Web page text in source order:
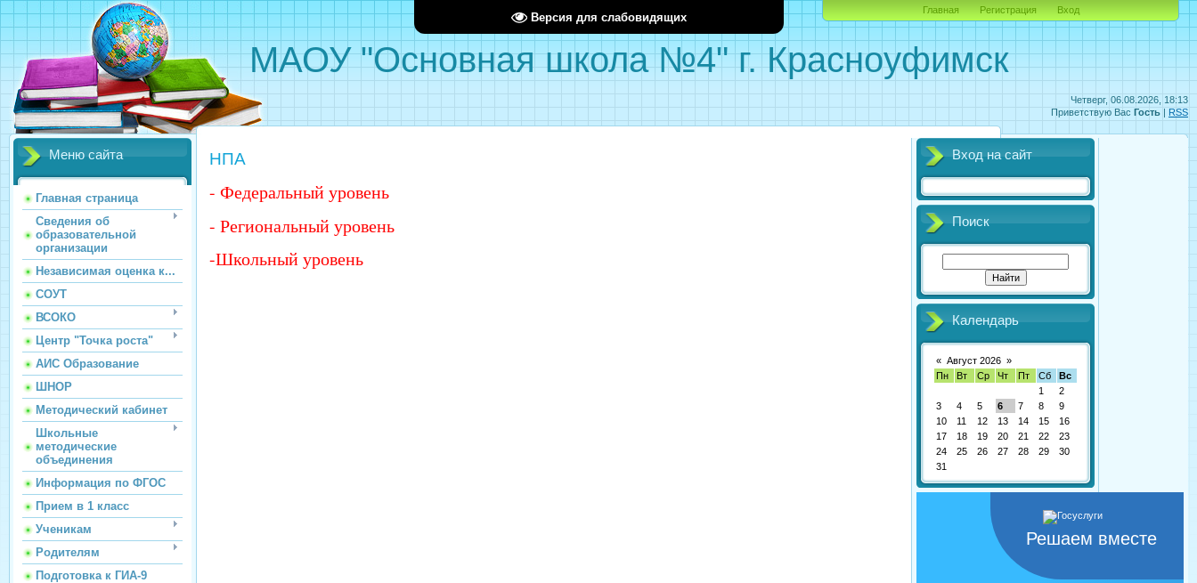
Версия для слабовидящих
Четверг, 06.08.2026, 18:13
Приветствую Вас Гость | RSS
МАОУ "Основная школа №4" г. Красноуфимск
Главная Регистрация Вход
Меню сайта
Главная страница
Сведения об
образовательной
организации
Независимая оценка к...
СОУТ
ВСОКО
Центр "Точка роста"
АИС Образование
ШНОР
Методический кабинет
Школьные
методические
объединения
Информация по ФГОС
Прием в 1 класс
Ученикам
Родителям
Подготовка к ГИА-9
НПА
- Федеральный уровень
- Региональный уровень
-Школьный уровень
Вход на сайт
Поиск
Календарь
« Август 2026 »
Пн
Вт Ср Чт Пт Сб
Вс
1
2
3
4 5 6 7 8
9
10
11 12 13 14 15
16
17
18 19 20 21 22
23
24
25 26 27 28 29
30
31
Решаем вместе